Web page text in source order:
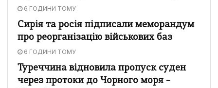
6 ГОДИНИ ТОМУ
Сирія та росія підписали меморандум
про реорганізацію військових баз
6 ГОДИНИ ТОМУ
Туреччина відновила пропуск суден
через протоки до Чорного моря –